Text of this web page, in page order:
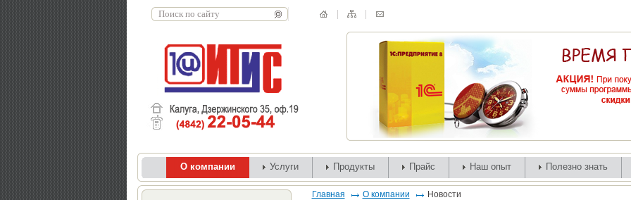
О компании Услуги Продукты Прайс Наш опыт Полезно знать
Главная О компании Новости